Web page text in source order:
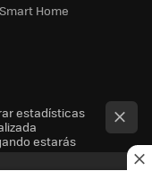
Home
estadísticas
estarás